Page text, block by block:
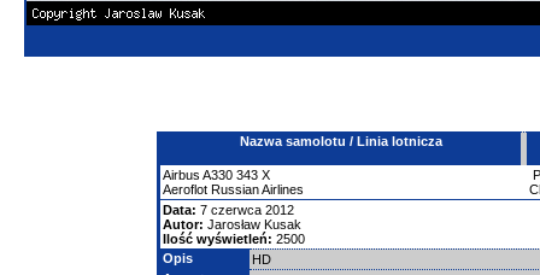
Nazwa samolotu / Linia lotnicza
Airbus A330 343 X
Aeroflot Russian Airlines
Data: 7 czerwca 2012
Autor: Jarosław Kusak
Ilość wyświetleń: 2500
Opis
HD